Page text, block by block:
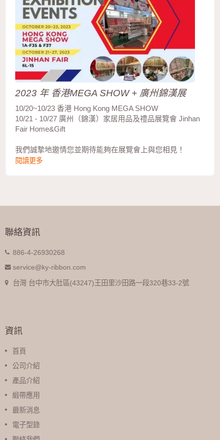
2023 年 香港MEGA SHOW + 廣州錦漢展
10/20~10/23 香港 Hong Kong MEGA SHOW
10/21 - 10/27 廣州（錦漢）家居用品及禮品展覽會 Jinhan
Fair Home&Gift
我們誠摯地邀情您並期待能夠在展覽會上與您相見！
閱讀更多
聯絡資訊
886-4-26930268
service@ky-ribbon.com
台灣 台中市大肚區(43247)王田里沙田路一段320巷33-2號
資訊
首頁
公司介紹
產品介紹
緞帶應用
最新消息
電子型錄